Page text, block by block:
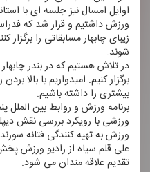
اوایل امسال نیز جلسه ای با
ورزش داشتیم و قرار شد كه
زیبای چابهار مسابقاتی را برگزار
شوند.
در تلاش هستیم كه در بندر
برگزار كنیم. امیدواریم با بالا
بیشتری را داشته باشیم.
ورزشی با رویكرد بررسی نقش
ورزش به تهیه كنندگی فتانه
تقدیم علاقه مندان می شود.